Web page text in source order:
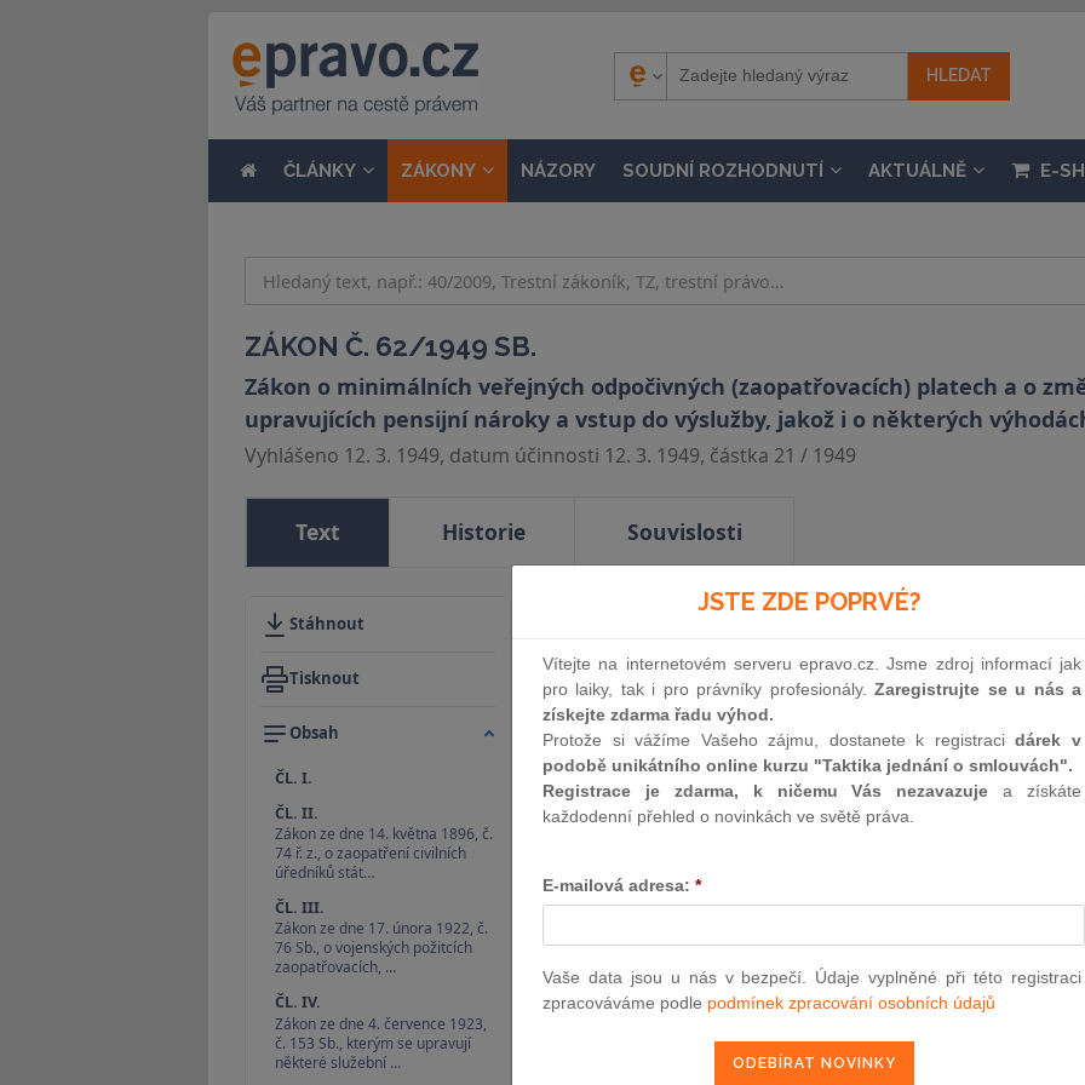
ČLÁNKY ZÁKONY NÁZORY SOUDNÍ ROZHODNUTÍ AKTUÁLNĚ E-
ZÁKON Č. 62/1949 SB.
Zákon o minimálních veřejných odpočivných (zaopatřovacích) platech a o
upravujících pensijní nároky a vstup do výslužby, jakož i o některých
Vyhlášeno 12. 3. 1949, datum účinnosti 12. 3. 1949, částka 21 / 1949
Text Historie Souvislosti
Stáhnout
Tisknout
Obsah
ČL. I.
ČL. II.
Zákon ze dne 14. května 1896, č.
74 ř. z., o zaopatření civilních
úředníků stát…
ČL. III.
Zákon ze dne 17. února 1922, č.
76 Sb., o vojenských požitcích
zaopatřovacích, …
ČL. IV.
Zákon ze dne 4. července 1923,
č. 153 Sb., kterým se upravují
některé služební …
ZÁKON
ze dne 23. února 1949
o minimálních veřejných odpočivných
některých ustanovení, upravujících pensijní
jakož i o některých výhodách pro
Národní shromáždění republiky
JSTE ZDE POPRVÉ?
Vítejte na internetovém serveru epravo.cz. Jsme zdroj informací jak
pro laiky, tak i pro právníky profesionály.Zaregistrujte se u nás a
získejte zdarma řadu výhod.
Protože si vážíme Vašeho zájmu, dostanete k registracidárek v
podobě unikátního online kurzu "Taktika jednání o smlouvách".
Registrace je zdarma, k ničemu Vás nezavazuje a získáte
každodenní přehled o novinkách ve světě práva.
E-mailová adresa: *
Vaše data jsou u nás v bezpečí. Údaje vyplněné při této registraci
zpracováváme podle podmínek zpracování osobních údajů